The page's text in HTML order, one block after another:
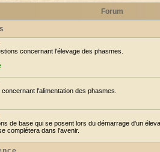
Forum
concernant l'élevage des phasmes.
l'alimentation des phasmes.
de base qui se posent lors du démarrage d'un
complétera dans l'avenir.